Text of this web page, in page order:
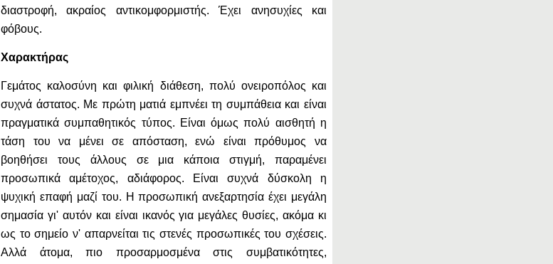
διαστροφή, ακραίος αντικομφορμιστής. Έχει ανησυχίες και
φόβους.
Χαρακτήρας
Γεμάτος καλοσύνη και φιλική διάθεση, πολύ ονειροπόλος και
συχνά άστατος. Με πρώτη ματιά εμπνέει τη συμπάθεια και είναι
πραγματικά συμπαθητικός τύπος. Είναι όμως πολύ αισθητή η
τάση του να μένει σε απόσταση, ενώ είναι πρόθυμος να
βοηθήσει τους άλλους σε μια κάποια στιγμή, παραμένει
προσωπικά αμέτοχος, αδιάφορος. Είναι συχνά δύσκολη η
ψυχική επαφή μαζί του. Η προσωπική ανεξαρτησία έχει μεγάλη
σημασία γι' αυτόν και είναι ικανός για μεγάλες θυσίες, ακόμα κι
ως το σημείο ν' απαρνείται τις στενές προσωπικές του σχέσεις.
Αλλά άτομα, πιο προσαρμοσμένα στις συμβατικότητες,